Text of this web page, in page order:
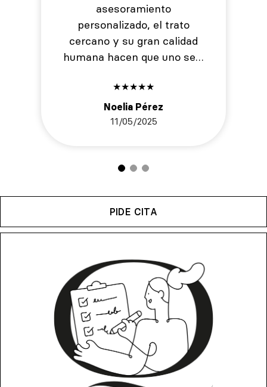
asesoramiento
personalizado, el trato
cercano y su gran calidad
humana hacen que uno se…
★★★★★
Noelia Pérez
11/05/2025
PIDE CITA